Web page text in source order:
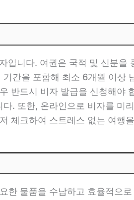
입니다. 여권은 국적 및 신분을
간을 포함해 최소 6개월 이상
반드시 비자 발급을 신청해야
. 또한, 온라인으로 비자를 미
체크하여 스트레스 없는 여행
한 물품을 수납하고 효율적으로